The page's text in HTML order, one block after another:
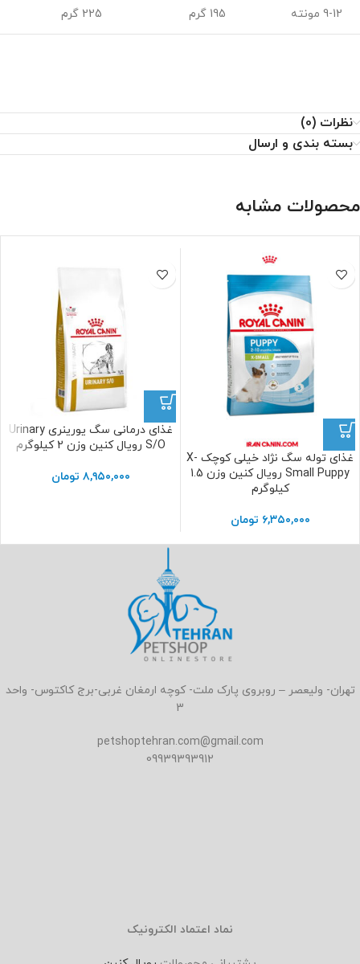
9-12 مونته 195 گرم 225 گرم
نظرات (0)
بسته بندی و ارسال
محصولات مشابه
غذای توله سگ نژاد خیلی کوچک X-
Small Puppy رویال کنین وزن 1.5
کیلوگرم
۶,۳۵۰,۰۰۰ تومان
غذای درمانی سگ یورینری Urinary
S/O رویال کنین وزن 2 کیلوگرم
۸,۹۵۰,۰۰۰ تومان
تهران- ولیعصر – روبروی پارک ملت- کوچه ارمغان غربی-برج کاکتوس- واحد
3
petshoptehran.com@gmail.com
09939393912
نماد اعتماد الکترونیک